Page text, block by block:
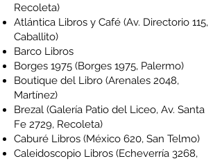
Recoleta)
Atlántica Libros y Café (Av. Directorio 115,
Caballito)
Barco Libros
Borges 1975 (Borges 1975, Palermo)
Boutique del Libro (Arenales 2048,
Martínez)
Brezal (Galería Patio del Liceo, Av. Santa
Fe 2729, Recoleta)
Caburé Libros (México 620, San Telmo)
Caleidoscopio Libros (Echeverría 3268,